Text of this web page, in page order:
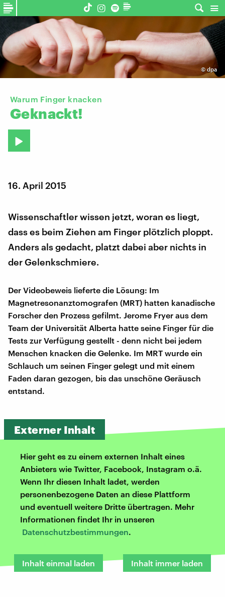
© dpa
Warum Finger knacken
Geknackt!
16. April 2015
Wissenschaftler wissen jetzt, woran es liegt,
dass es beim Ziehen am Finger plötzlich ploppt.
Anders als gedacht, platzt dabei aber nichts in
der Gelenkschmiere.
Der Videobeweis lieferte die Lösung: Im
Magnetresonanztomografen (MRT) hatten kanadische
Forscher den Prozess gefilmt. Jerome Fryer aus dem
Team der Universität Alberta hatte seine Finger für die
Tests zur Verfügung gestellt - denn nicht bei jedem
Menschen knacken die Gelenke. Im MRT wurde ein
Schlauch um seinen Finger gelegt und mit einem
Faden daran gezogen, bis das unschöne Geräusch
entstand.
Externer Inhalt
Hier geht es zu einem externen Inhalt eines
Anbieters wie Twitter, Facebook, Instagram o.ä.
Wenn Ihr diesen Inhalt ladet, werden
personenbezogene Daten an diese Plattform
und eventuell weitere Dritte übertragen. Mehr
Informationen findet Ihr in unseren
Datenschutzbestimmungen.
Inhalt einmal laden Inhalt immer laden